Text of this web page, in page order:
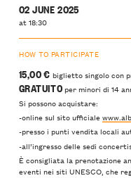
02 JUNE 2025
at 18:30
HOW TO PARTICIPATE
15,00 € biglietto singolo con
GRATUITOper minori di 14
Si possono acquistare:
-online sul sito ufficiale
-presso i punti vendita locali
-all’ingresso delle sedi
È consigliata la prenotazione
eventi nei siti UNESCO, che